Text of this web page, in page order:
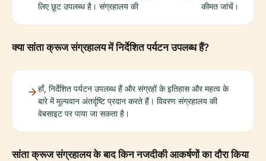
लिए छूट उपलब्ध है। संग्रहालय की
कीमत जांचें।
क्या सांता क्रूज संग्रहालय में निर्देशित पर्यटन उपलब्ध हैं?
हाँ, निर्देशित पर्यटन उपलब्ध हैं और संग्रहों के इतिहास और महत्व के
बारे में मूल्यवान अंतर्दृष्टि प्रदान करते हैं। विवरण संग्रहालय की
वेबसाइट पर पाया जा सकता है।
सांता क्रूज संग्रहालय के बाद किन नजदीकी आकर्षणों का दौरा किया